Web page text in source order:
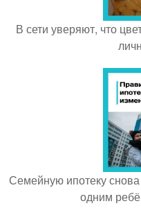
В сети уверяют, что
Семейную ипотеку
одним